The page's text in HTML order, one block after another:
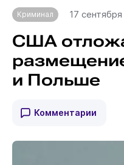
Криминал 17
США
и Польше
Комментарии